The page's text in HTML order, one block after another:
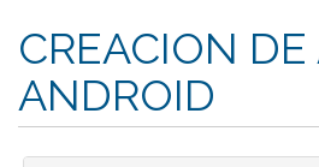
CREACION DE
ANDROID